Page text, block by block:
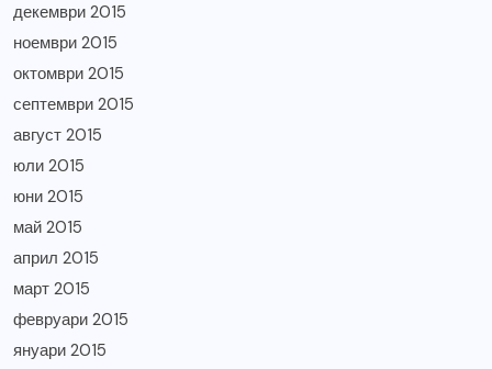
декември 2015
ноември 2015
октомври 2015
септември 2015
август 2015
юли 2015
юни 2015
май 2015
април 2015
март 2015
февруари 2015
януари 2015